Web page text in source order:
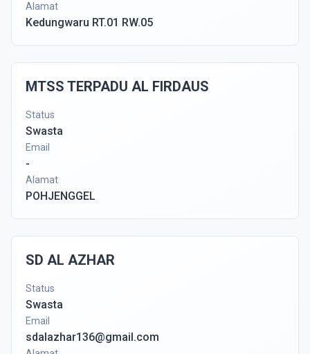
Alamat
Kedungwaru RT.01 RW.05
MTSS TERPADU AL FIRDAUS
Status
Swasta
Email
-
Alamat
POHJENGGEL
SD AL AZHAR
Status
Swasta
Email
sdalazhar136@gmail.com